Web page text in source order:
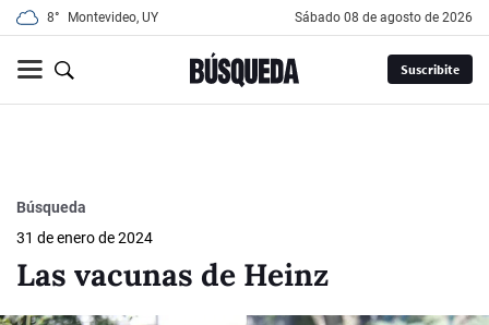
8° Montevideo, UY sábado 08 de agosto de 2026
Suscribite
Búsqueda
31 de enero de 2024
Las vacunas de Heinz